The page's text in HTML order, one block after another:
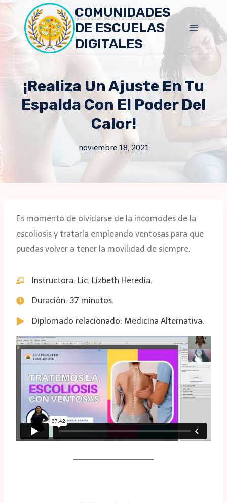
Skip
content
COMUNIDADES
DE ESCUELAS
DIGITALES
¡Realiza Un Ajuste En Tu
Espalda Con El Poder Del
Calor!
noviembre 18, 2021
Es momento de olvidarse de la incomodes de la
escoliosis y tratarla empleando ventosas para que
puedas volver a tener la movilidad de siempre.
Instructora: Lic. Lizbeth Heredia.
Duración: 37 minutos.
Diplomado relacionado: Medicina Alternativa.